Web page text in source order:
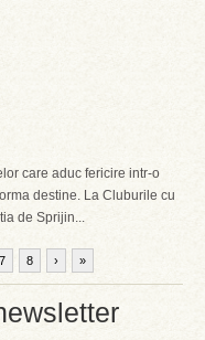
care aduc fericire intr-o
destine. La Cluburile cu
de Sprijin...
7 8 › »